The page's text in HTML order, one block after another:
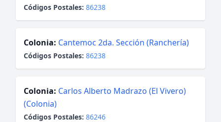
Códigos Postales: 86238
Colonia: Cantemoc 2da. Sección (Ranchería)
Códigos Postales: 86238
Colonia: Carlos Alberto Madrazo (El Vivero)
(Colonia)
Códigos Postales: 86246